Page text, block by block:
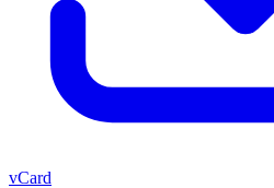
vCard